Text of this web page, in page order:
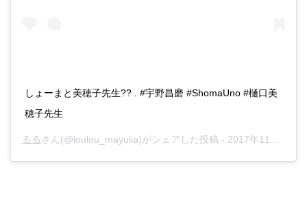
しょーまと美穂子先生?? . #宇野昌磨 #ShomaUno #樋口美
穂子先生
るる さん(@loulou_mayulia)がシェアした投稿 - 2017年11月月24日午後3時38分PST